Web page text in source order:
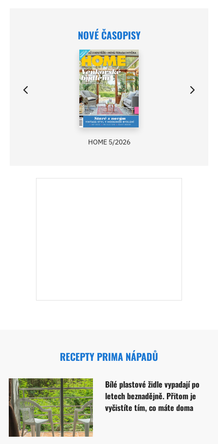
NOVÉ ČASOPISY
HOME 5/2026
RECEPTY PRIMA NÁPADŮ
Bílé plastové židle vypadají po
letech beznadějně. Přitom je
vyčistíte tím, co máte doma